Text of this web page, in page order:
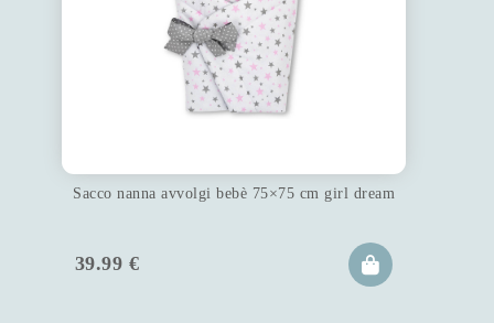
Sacco nanna avvolgi bebè 75×75 cm girl dream
39.99 €